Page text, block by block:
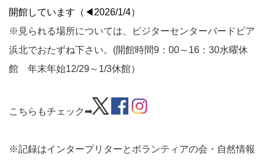
開館しています（◀2026/1/4）
※見られる場所については、ビジターセンターバードピア
浜北でおたずね下さい。(開館時間9：00～16：30水曜休
館 年末年始12/29～1/3休館）
こちらもチェック➡
※記録はインタープリターとボランティアの会・自然情報